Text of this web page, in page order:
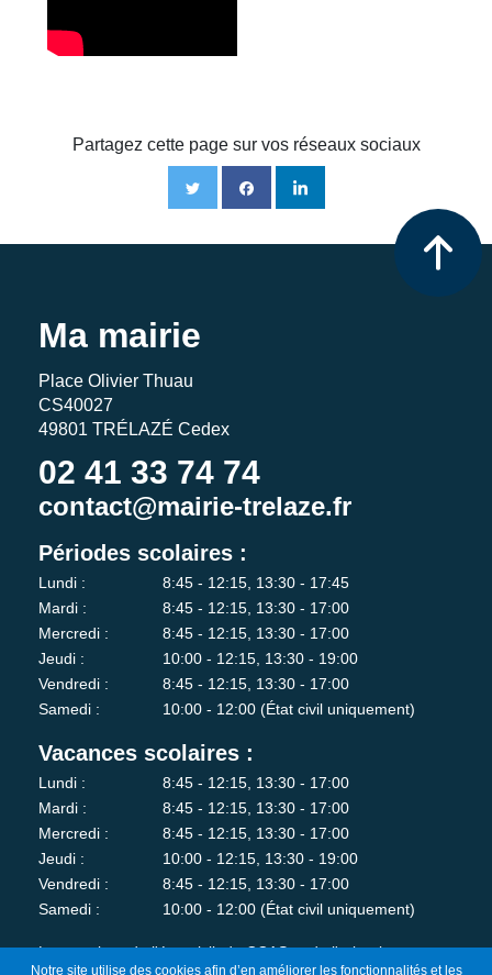
Partagez cette page sur vos réseaux sociaux
Ma mairie
Place Olivier Thuau
CS40027
49801 TRÉLAZÉ Cedex
02 41 33 74 74
contact@mairie-trelaze.fr
Périodes scolaires :
Lundi :
8:45 - 12:15, 13:30 - 17:45
Mardi :
8:45 - 12:15, 13:30 - 17:00
Mercredi :
8:45 - 12:15, 13:30 - 17:00
Jeudi :
10:00 - 12:15, 13:30 - 19:00
Vendredi :
8:45 - 12:15, 13:30 - 17:00
Samedi :
10:00 - 12:00 (État civil uniquement)
Vacances scolaires :
Lundi :
8:45 - 12:15, 13:30 - 17:00
Mardi :
8:45 - 12:15, 13:30 - 17:00
Mercredi :
8:45 - 12:15, 13:30 - 17:00
Jeudi :
10:00 - 12:15, 13:30 - 19:00
Vendredi :
8:45 - 12:15, 13:30 - 17:00
Samedi :
10:00 - 12:00 (État civil uniquement)
Les services de l'état-civil, du CCAS et de l'urbanisme sont
Notre site utilise des cookies afin d’en améliorer les fonctionnalités et les